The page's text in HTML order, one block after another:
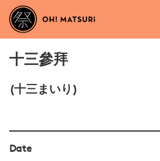
十三參拜
(十三まいり)
Date